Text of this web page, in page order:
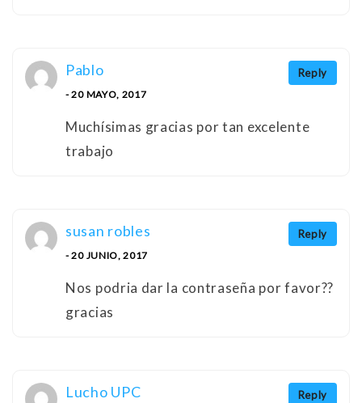
Reply
Pablo
- 20 MAYO, 2017
Muchísimas gracias por tan excelente
trabajo
Reply
susan robles
- 20 JUNIO, 2017
Nos podria dar la contraseña por favor??
gracias
Reply
Lucho UPC